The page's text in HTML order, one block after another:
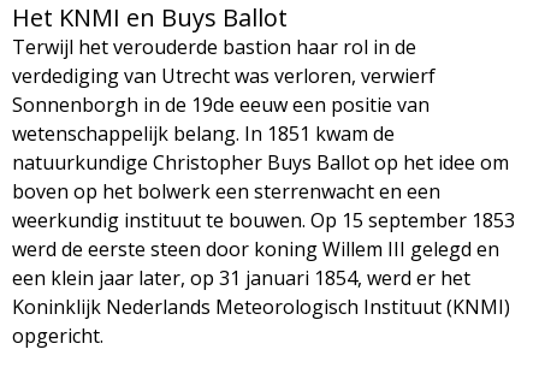
Het KNMI en Buys Ballot
Terwijl het verouderde bastion haar rol in de
verdediging van Utrecht was verloren, verwierf
Sonnenborgh in de 19de eeuw een positie van
wetenschappelijk belang. In 1851 kwam de
natuurkundige Christopher Buys Ballot op het idee om
boven op het bolwerk een sterrenwacht en een
weerkundig instituut te bouwen. Op 15 september 1853
werd de eerste steen door koning Willem III gelegd en
een klein jaar later, op 31 januari 1854, werd er het
Koninklijk Nederlands Meteorologisch Instituut (KNMI)
opgericht.